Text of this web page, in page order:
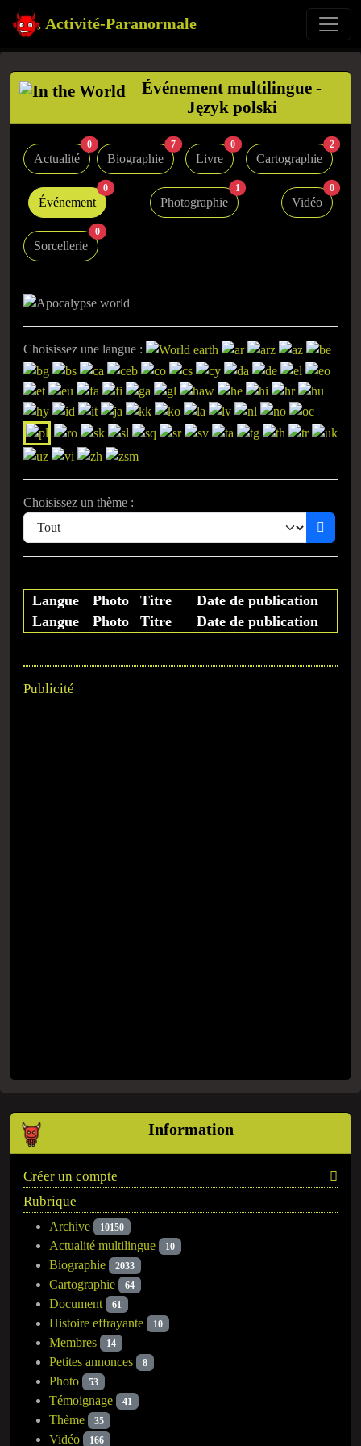
Activité-Paranormale
Information
Créer un compte
Rubrique
Archive 10150
Actualité multilingue 10
Biographie 2033
Cartographie 64
Document 61
Histoire effrayante 10
Membres 14
Petites annonces 8
Photo 53
Témoignage 41
Thème 35
Vidéo 166
Événement multilingue -
Język polski
Actualité
0
Biographie
7
Livre
0
Cartographie
2
Événement
0
Photographie
1
Vidéo
0
Sorcellerie
0
Choisissez une langue :
Choisissez un thème :
Langue Photo Titre
Date de publication
Langue
Photo Titre Date de publication
Publicité